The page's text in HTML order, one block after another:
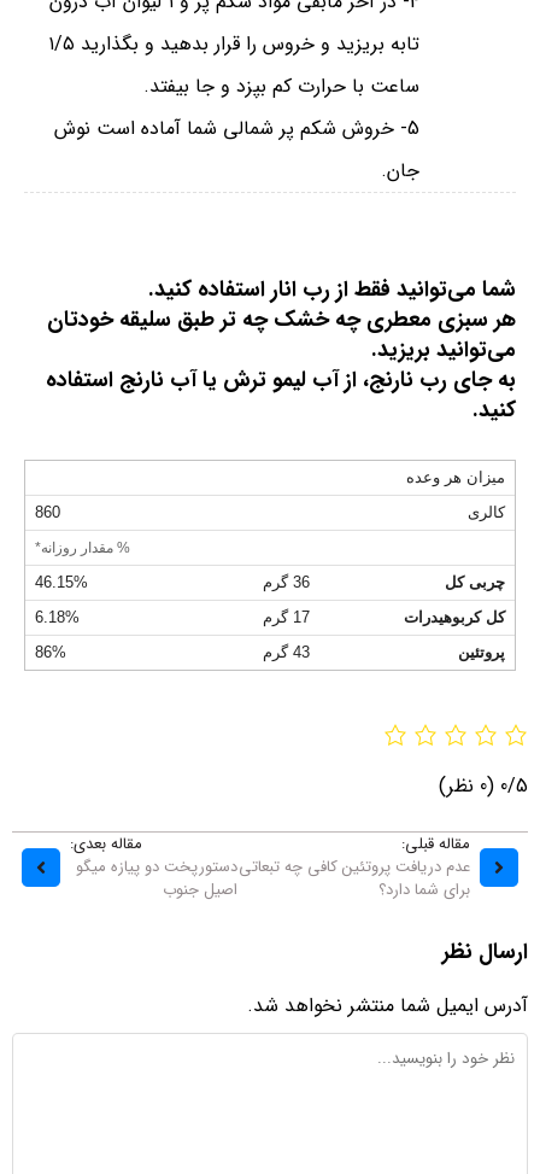
تابه بریزید و خروس را قرار بدهید و بگذارید ۱/۵
ساعت با حرارت کم بپزد و جا بیفتد.
5- خروش شکم پر شمالی شما آماده است نوش
جان.
شما می‌توانید فقط از رب انار استفاده کنید.⁣
هر سبزی معطری چه خشک چه تر طبق سلیقه خودتان
می‌توانید بریزید.⁣
به جای رب نارنج، از آب لیمو ترش یا آب نارنج استفاده
کنید.⁣
میزان هر وعده
کالری
860
% مقدار روزانه*
چربی کل 36 گرم
46.15%
کل کربوهیدرات
17 گرم
6.18%
پروتئین
43 گرم 86%
0/5 (0 نظر)
مقاله قبلی:
عدم دریافت پروتئین کافی چه تبعاتی
برای شما دارد؟
مقاله بعدی:
دستورپخت دو پیازه میگو
اصیل جنوب
ارسال نظر
آدرس ایمیل شما منتشر نخواهد شد.